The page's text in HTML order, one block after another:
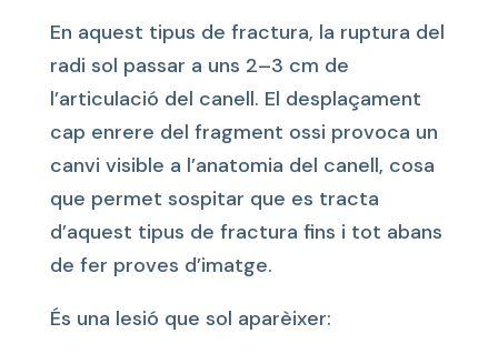
En aquest tipus de fractura, la ruptura del
radi sol passar a uns 2–3 cm de
l’articulació del canell. El desplaçament
cap enrere del fragment ossi provoca un
canvi visible a l’anatomia del canell, cosa
que permet sospitar que es tracta
d’aquest tipus de fractura fins i tot abans
de fer proves d’imatge.
És una lesió que sol aparèixer: